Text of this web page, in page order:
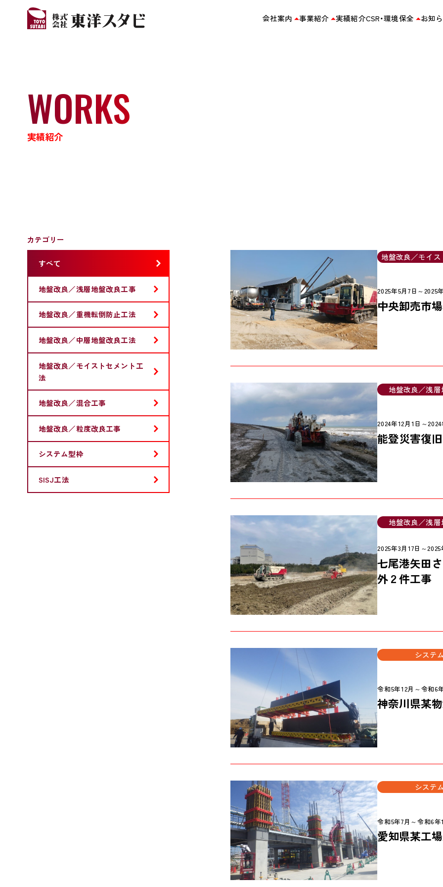
会社案内 事業紹介 実績紹介CSR・環境保全 お知
WORKS
実績紹介
カテゴリー
すべて
地盤改良／浅層地盤改良工事
地盤改良／重機転倒防止工法
地盤改良／中層地盤改良工法
地盤改良／モイストセメント工
法
地盤改良／混合工事
地盤改良／粒度改良工事
システム型枠
SISJ工法
地盤改良／モイ
2025年5月7日～2025
中央卸売市
地盤改良／浅
2024年12月1日～
能登災害復
地盤改良／浅
2025年3月17日～
七尾港矢田さ
外２件工事
システ
令和5年12月～令和6
神奈川県某
システ
令和5年7月～令和6年
愛知県某工